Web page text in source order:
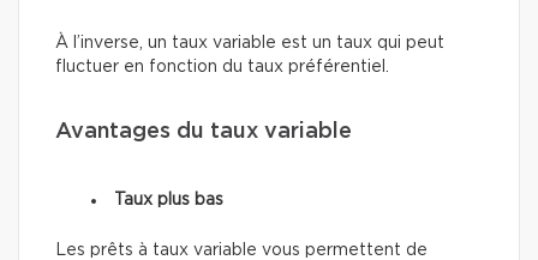
À l’inverse, un taux variable est un taux qui peut
fluctuer en fonction du taux préférentiel.
Avantages du taux variable
Taux plus bas
Les prêts à taux variable vous permettent de